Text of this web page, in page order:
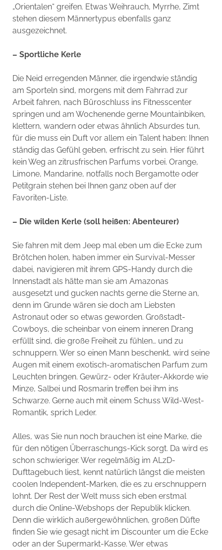
„Orientalen“ greifen. Etwas Weihrauch, Myrrhe, Zimt
stehen diesem Männertypus ebenfalls ganz
ausgezeichnet.
– Sportliche Kerle
Die Neid erregenden Männer, die irgendwie ständig
am Sporteln sind, morgens mit dem Fahrrad zur
Arbeit fahren, nach Büroschluss ins Fitnesscenter
springen und am Wochenende gerne Mountainbiken,
klettern, wandern oder etwas ähnlich Absurdes tun,
für die muss ein Duft vor allem ein Talent haben: Ihnen
ständig das Gefühl geben, erfrischt zu sein. Hier führt
kein Weg an zitrusfrischen Parfums vorbei. Orange,
Limone, Mandarine, notfalls noch Bergamotte oder
Petitgrain stehen bei Ihnen ganz oben auf der
Favoriten-Liste.
– Die wilden Kerle (soll heißen: Abenteurer)
Sie fahren mit dem Jeep mal eben um die Ecke zum
Brötchen holen, haben immer ein Survival-Messer
dabei, navigieren mit ihrem GPS-Handy durch die
Innenstadt als hätte man sie am Amazonas
ausgesetzt und gucken nachts gerne die Sterne an,
denn im Grunde wären sie doch am Liebsten
Astronaut oder so etwas geworden. Großstadt-
Cowboys, die scheinbar von einem inneren Drang
erfüllt sind, die große Freiheit zu fühlen… und zu
schnuppern. Wer so einen Mann beschenkt, wird seine
Augen mit einem exotisch-aromatischen Parfum zum
Leuchten bringen. Gewürz- oder Kräuter-Akkorde wie
Minze, Salbei und Rosmarin treffen bei ihm ins
Schwarze. Gerne auch mit einem Schuss Wild-West-
Romantik, sprich Leder.
Alles, was Sie nun noch brauchen ist eine Marke, die
für den nötigen Überraschungs-Kick sorgt. Da wird es
schon schwieriger. Wer regelmäßig im ALzD-
Dufttagebuch liest, kennt natürlich längst die meisten
coolen Independent-Marken, die es zu erschnuppern
lohnt. Der Rest der Welt muss sich eben erstmal
durch die Online-Webshops der Republik klicken.
Denn die wirklich außergewöhnlichen, großen Düfte
finden Sie wie gesagt nicht im Discounter um die Ecke
oder an der Supermarkt-Kasse. Wer etwas